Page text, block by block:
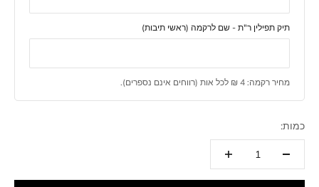
תיק תפילין ר"ת - שם לרקמה (ראשי תיבות)
מחיר רקמה: 4‌ ₪ לכל אות (רווחים אינם נספרים).
כמות: